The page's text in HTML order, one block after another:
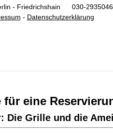
- Friedrichshain 030-
- Datenschutzerklärung
für eine
Die Grille und die